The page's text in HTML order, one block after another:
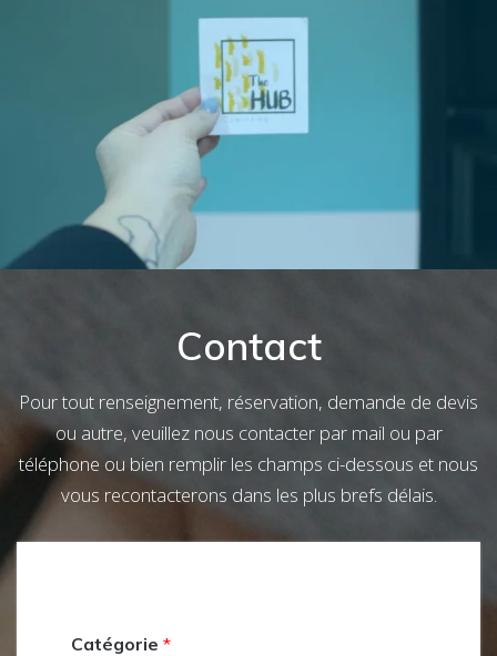
Contact
Pour tout renseignement, réservation, demande de devis
ou autre, veuillez nous contacter par mail ou par
téléphone ou bien remplir les champs ci-dessous et nous
vous recontacterons dans les plus brefs délais.
Catégorie *